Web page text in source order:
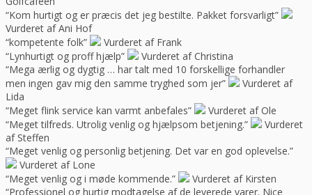
“Kom hurtigt og er præcis det jeg bestilte. Pakket forsvarligt”
Vurderet af Ani Hof
“kompetente folk”
Vurderet af Frank
“Lynhurtigt og proff hjælp”
Vurderet af Christina
“Mega ærlig og dygtig … har talt med 10 forskellige forhandler
men ingen gav mig den samme tryghed som jer”
Vurderet af
Lida
“Meget flink service kan varmt anbefales”
Vurderet af Ole
“Meget tilfreds. Utrolig venlig og hjælpsom betjening.”
Vurderet
af Steffen
“Meget venlig og personlig betjening. Det var en god oplevelse.”
Vurderet af Lone
“Meget venlig og i møde kommende.”
Vurderet af Kirsten
“Professionel og hurtig modtagelse af de leverede varer. Nice